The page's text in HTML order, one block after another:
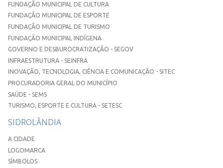
FUNDAÇÃO MUNICIPAL DE CULTURA
FUNDAÇÃO MUNICIPAL DE ESPORTE
FUNDAÇÃO MUNICIPAL DE TURISMO
FUNDAÇÃO MUNICIPAL INDÍGENA
GOVERNO E DESBUROCRATIZAÇÃO - SEGOV
INFRAESTRUTURA - SEINFRA
INOVAÇÃO, TECNOLOGIA, CIÊNCIA E COMUNICAÇÃO - SITEC
PROCURADORIA GERAL DO MUNICÍPIO
SAÚDE - SEMS
TURISMO, ESPORTE E CULTURA - SETESC
SIDROLÂNDIA
A CIDADE
LOGOMARCA
SÍMBOLOS